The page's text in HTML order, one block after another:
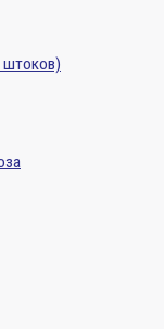
штоков)